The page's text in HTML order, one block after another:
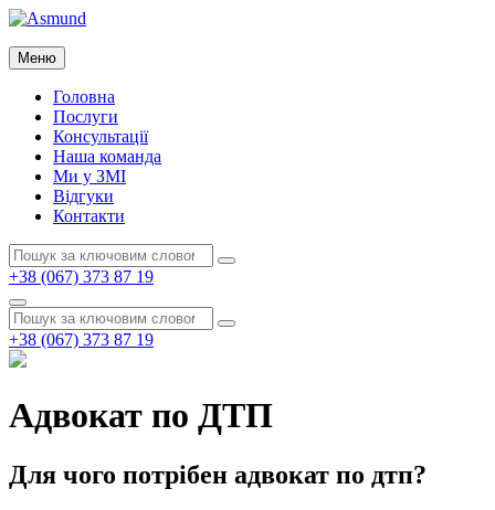
Перейти
вмісту
Asmund
Asmund
Меню
Головна
Послуги
Консультації
Наша команда
Ми у ЗМІ
Відгуки
Контакти
Пошук:
Пошук
+38 (067) 373 87 19
Пошук
Пошук:
Пошук
+38 (067) 373 87 19
Адвокат по ДТП
Для чого потрібен адвокат по дтп?